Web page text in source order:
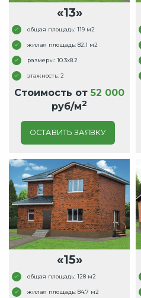
«13»
общая площадь: 119 м2
жилая площадь: 82.1 м2
размеры: 10.3x8.2
этажность: 2
Стоимость от 52 000
руб/м2
ОСТАВИТЬ ЗАЯВКУ
«15»
общая площадь: 128 м2
жилая площадь: 84.7 м2